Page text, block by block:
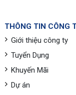
THÔNG TIN CÔNG
Giới thiệu công ty
Tuyển Dụng
Khuyến Mãi
Dự án